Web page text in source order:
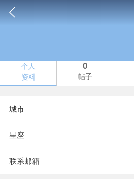
个人
资料
0
帖子
城市
星座
联系邮箱